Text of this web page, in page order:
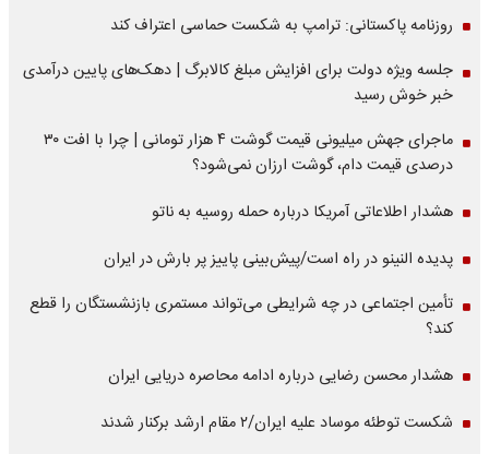
روزنامه پاکستانی: ترامپ به شکست حماسی اعتراف کند
جلسه ویژه دولت برای افزایش مبلغ کالابرگ | دهک‌های پایین درآمدی
خبر خوش رسید
ماجرای جهش میلیونی قیمت گوشت ۴ هزار تومانی | چرا با افت ۳۰
درصدی قیمت دام، گوشت ارزان نمی‌شود؟
هشدار اطلاعاتی آمریکا درباره حمله روسیه به ناتو
پدیده النینو در راه است/پیش‌بینی پاییز پر بارش در ایران
تأمین اجتماعی در چه شرایطی می‌تواند مستمری بازنشستگان را قطع
کند؟
هشدار محسن رضایی درباره ادامه محاصره دریایی ایران
شکست توطئه موساد علیه ایران/۲ مقام‌ ارشد برکنار شدند